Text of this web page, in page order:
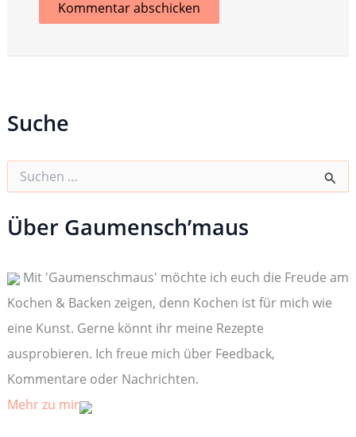
Suche
h
e
a
c
h
:
Über Gaumensch’maus
Mit 'Gaumenschmaus' möchte ich euch die Freude am
Kochen & Backen zeigen, denn Kochen ist für mich wie
eine Kunst. Gerne könnt ihr meine Rezepte
ausprobieren. Ich freue mich über Feedback,
Kommentare oder Nachrichten.
Mehr zu mir